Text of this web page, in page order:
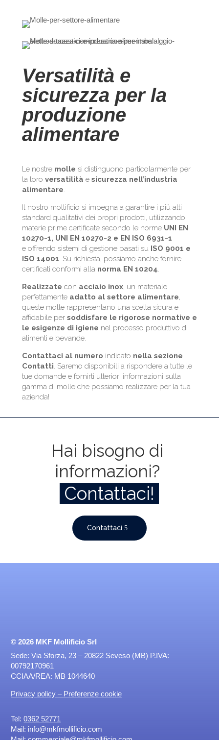
Versatilità e
sicurezza per la
produzione
alimentare
Le nostre molle si distinguono particolarmente per
la loro versatilità e sicurezza nell’industria
alimentare.
Il nostro mollificio si impegna a garantire i più alti
standard qualitativi dei propri prodotti, utilizzando
materie prime certificate secondo le norme UNI EN
10270-1, UNI EN 10270-2 e EN ISO 6931-1
e offrendo sistemi di gestione basati suISO 9001 e
ISO 14001. Su richiesta, possiamo anche fornire
certificati conformi allanorma EN 10204.
Realizzate con acciaio inox, un materiale
perfettamente adatto al settore alimentare,
queste molle rappresentano una scelta sicura e
affidabile per soddisfare le rigorose normative e
le esigenze di igiene nel processo produttivo di
alimenti e bevande.
Contattaci al numero indicato nella sezione
Contatti. Saremo disponibili a rispondere a tutte le
tue domande e fornirti ulteriori informazioni sulla
gamma di molle che possiamo realizzare per la tua
azienda!
Hai bisogno di
informazioni?
Contattaci!
Contattaci
© 2026 MKF Mollificio Srl
Sede: Via Sforza, 23 – 20822 Seveso (MB) P.IVA:
00792170961
CCIAA/REA: MB 1044640
Privacy policy – Preferenze cookie
Tel:0362 52771
Mail: info@mkfmollificio.com